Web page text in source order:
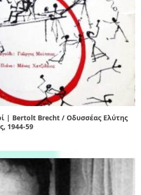
| Bertolt Brecht / Οδυσσέας Ελύτης
1944-59